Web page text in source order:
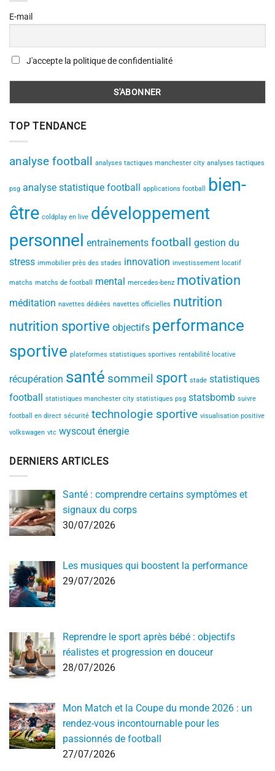
E-mail
J'accepte la politique de confidentialité
TOP TENDANCE
analyse football analyses tactiques manchester city analyses tactiques
psg analyse statistique football applications football
bien-
être coldplay en live développement
personnel entraînements football gestion du
stress immobilier près des stades innovation investissement locatif
matchs matchs de football mental mercedes-benz motivation
méditation navettes dédiées navettes officielles nutrition
nutrition sportive objectifs performance
sportive plateformes statistiques sportives rentabilité locative
récupération santé sommeil sport stade statistiques
football statistiques manchester city statistiques psg statsbomb suivre
football en direct sécurité technologie sportive visualisation positive
volkswagen vtc wyscout énergie
DERNIERS ARTICLES
Santé : comprendre certains symptômes et
signaux du corps
30/07/2026
Les musiques qui boostent la performance
29/07/2026
Reprendre le sport après bébé : objectifs
réalistes et progression en douceur
28/07/2026
Mon Match et la Coupe du monde 2026 : un
rendez-vous incontournable pour les
passionnés de football
27/07/2026